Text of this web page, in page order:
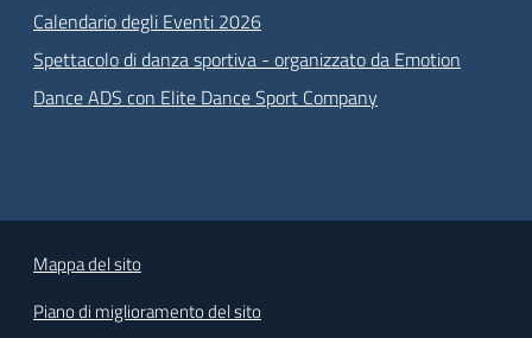
Calendario degli Eventi 2026
Spettacolo di danza sportiva - organizzato da Emotion
Dance ADS con Elite Dance Sport Company
Mappa del sito
Piano di miglioramento del sito